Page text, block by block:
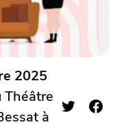
2025
Théâtre
à